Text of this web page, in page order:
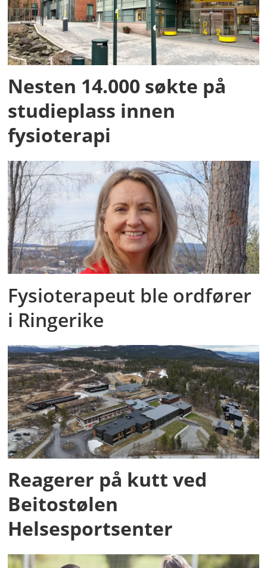
Nesten 14.000 søkte på
studieplass innen
fysioterapi
Fysioterapeut ble ordfører
i Ringerike
Reagerer på kutt ved
Beitostølen
Helsesportsenter